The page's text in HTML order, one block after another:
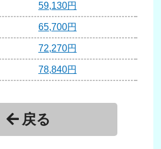
59,130円
65,700円
72,270円
78,840円
91,980円
戻る